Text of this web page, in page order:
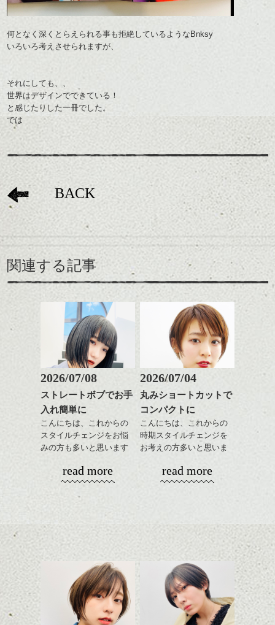
何となく深くとらえられる事も拒絶しているようなBnksy
いろいろ考えさせられますが、
それにしても、、
世界はデザインでできている！
と感じたりした一冊でした。
では
BACK
関連する記事
2026/07/08
ストレートボブでお手
入れ簡単に
こんにちは、これからの
スタイルチェンジをお悩
みの方も多いと思います
やっぱりボブでお手入れ
しやすいスタイルだと毎
日のスタイリングも簡単
あご下のラインでやや長
さを残したボブは雰囲気
も出しやすくていろいろ
おすすめですね。
前髪もやや重めにカット
してラインを強調するの
read more
2026/07/04
丸みショートカットで
コンパクトに
こんにちは、これからの
時期スタイルチェンジを
お考えの方多いと思いま
コンパクトなフォルムが
をだしやすくスタイリン
そんなショートカット。
軽めの前髪で透け感を演
出できるので、
この時期とてもおすすめ
read more